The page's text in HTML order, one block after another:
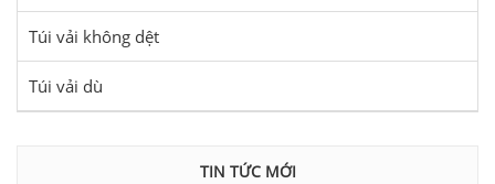
Túi vải không dệt
Túi vải dù
TIN TỨC MỚI